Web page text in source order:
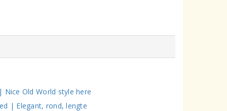
Old World style here
| Elegant, rond, lengte